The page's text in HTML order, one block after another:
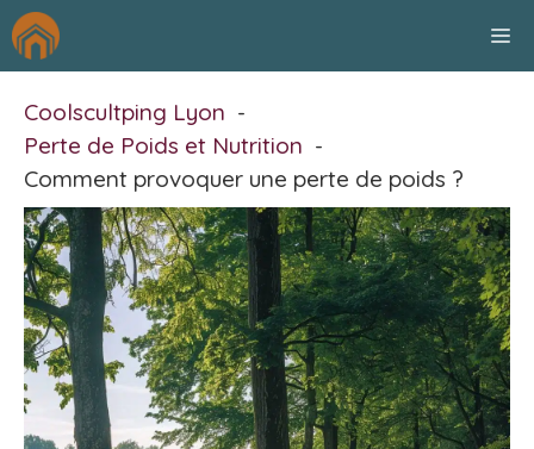
Aller
au
Coolscultping Lyon
Perte de Poids et Nutrition
Comment provoquer une perte de poids ?